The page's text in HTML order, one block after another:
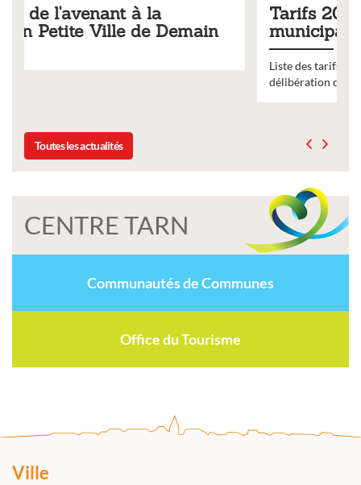
Tarifs 2026 des services
municipaux
Liste des tarifs 2026 des services municipaux,
délibération du conseil municipal du 19 décembre 2025
Toutes les actualités
CENTRE TARN
Communautés de Communes
Office du Tourisme
Ville